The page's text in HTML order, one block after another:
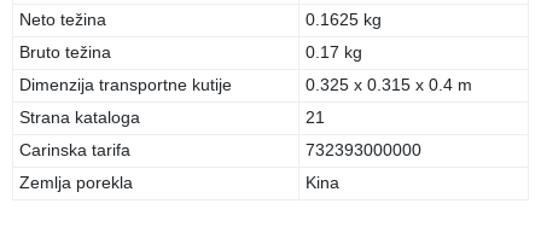
Neto težina
0.1625 kg
Bruto težina
0.17 kg
Dimenzija transportne kutije
0.325 x 0.315 x 0.4 m
Strana kataloga
21
Carinska tarifa
732393000000
Zemlja porekla
Kina